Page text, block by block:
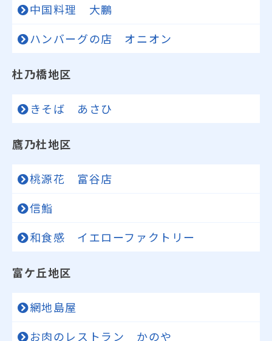
中国料理 大鵬
ハンバーグの店 オニオン
杜乃橋地区
きそば あさひ
鷹乃杜地区
桃源花 富谷店
信鮨
和食感 イエローファクトリー
富ケ丘地区
網地島屋
お肉のレストラン かのや